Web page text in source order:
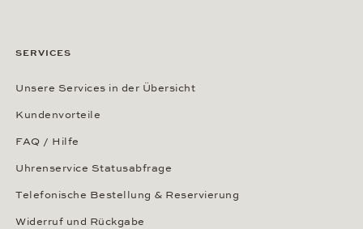
SERVICES
Unsere Services in der Übersicht
Kundenvorteile
FAQ / Hilfe
Uhrenservice Statusabfrage
Telefonische Bestellung & Reservierung
Widerruf und Rückgabe